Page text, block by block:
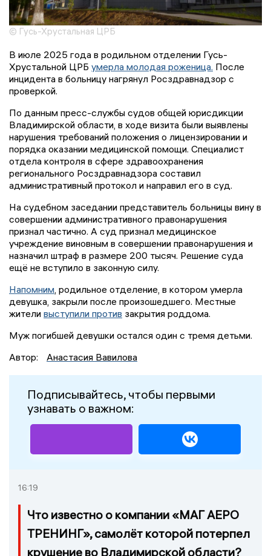
© Гусь-Хрустальная ЦРБ
В июле 2025 года в родильном отделении Гусь-
Хрустальной ЦРБ умерла молодая роженица. После
инцидента в больницу нагрянул Росздравнадзор с
проверкой.
По данным пресс-службы судов общей юрисдикции
Владимирской области, в ходе визита были выявлены
нарушения требований положения о лицензировании и
порядка оказании медицинской помощи. Специалист
отдела контроля в сфере здравоохранения
регионального Росздравнадзора составил
административный протокол и направил его в суд.
На судебном заседании представитель больницы вину в
совершении административного правонарушения
признал частично. А суд признал медицинское
учреждение виновным в совершении правонарушения и
назначил штраф в размере 200 тысяч. Решение суда
ещё не вступило в законную силу.
Напомним, родильное отделение, в котором умерла
девушка, закрыли после произошедшего. Местные
жители выступили против закрытия роддома.
Муж погибшей девушки остался один с тремя детьми.
Автор:
Анастасия Вавилова
Подписывайтесь, чтобы первыми
узнавать о важном:
16:19
Что известно о компании «МАГ АЕРО
ТРЕНИНГ», самолёт которой потерпел
крушение во Владимирской области?